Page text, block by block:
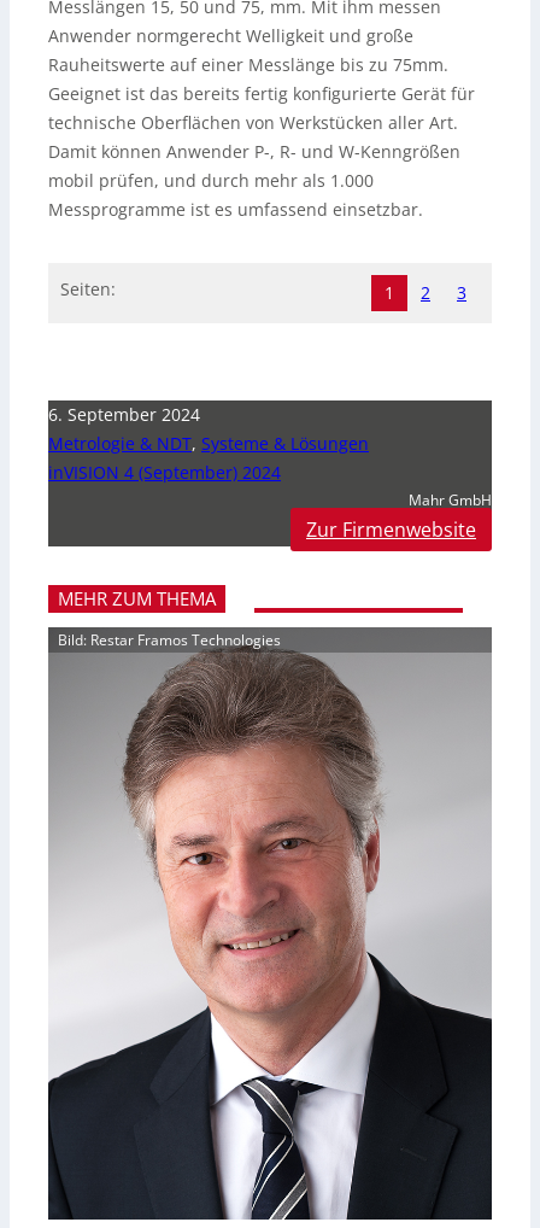
Messlängen 15, 50 und 75, mm. Mit ihm messen
Anwender normgerecht Welligkeit und große
Rauheitswerte auf einer Messlänge bis zu 75mm.
Geeignet ist das bereits fertig konfigurierte Gerät für
technische Oberflächen von Werkstücken aller Art.
Damit können Anwender P-, R- und W-Kenngrößen
mobil prüfen, und durch mehr als 1.000
Messprogramme ist es umfassend einsetzbar.
Seiten: 1 2 3
6. September 2024
Metrologie & NDT, Systeme & Lösungen
inVISION 4 (September) 2024
Mahr GmbH
Zur Firmenwebsite
MEHR ZUM THEMA
Bild: Restar Framos Technologies